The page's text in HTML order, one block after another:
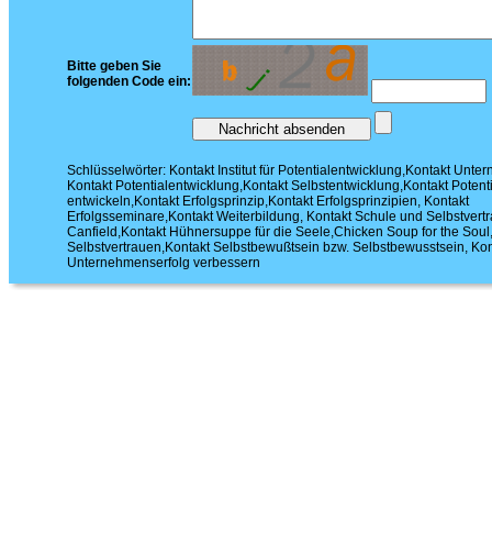
Bitte geben Sie
folgenden Code ein:
Schlüsselwörter: Kontakt Institut für Potentialentwicklung,Kontakt
Kontakt Potentialentwicklung,Kontakt Selbstentwicklung,Kontakt
entwickeln,Kontakt Erfolgsprinzip,Kontakt Erfolgsprinzipien, Kontakt
Erfolgsseminare,Kontakt Weiterbildung, Kontakt Schule und
Canfield,Kontakt Hühnersuppe für die Seele,Chicken Soup for the Soul,
Selbstvertrauen,Kontakt Selbstbewußtsein bzw. Selbstbewusstsein,
Unternehmenserfolg verbessern